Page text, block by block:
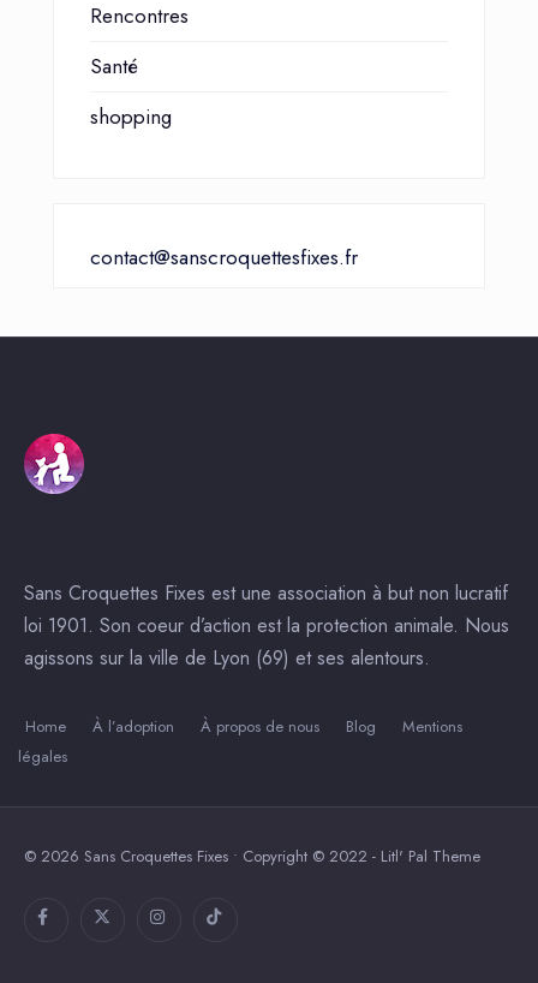
Rencontres
Santé
shopping
contact@sanscroquettesfixes.fr
Sans Croquettes Fixes est une association à but non lucratif
loi 1901. Son coeur d’action est la protection animale. Nous
agissons sur la ville de Lyon (69) et ses alentours.
Home À l’adoption À propos de nous Blog
Mentions
légales
© 2026 Sans Croquettes Fixes • Copyright © 2022 - Litl' Pal Theme